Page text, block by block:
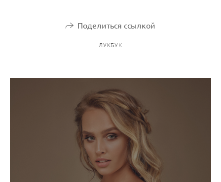
Поделиться ссылкой
ЛУКБУК